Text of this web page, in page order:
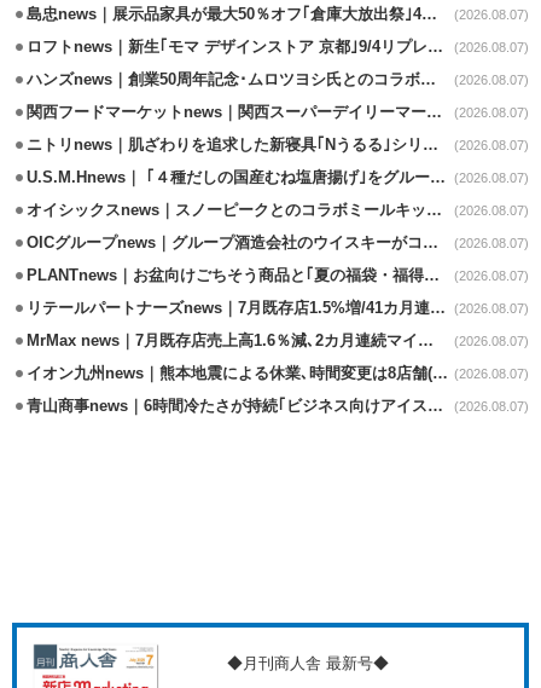
島忠news｜展示品家具が最大50％オフ｢倉庫大放出祭｣4店舗限定で開催 (2026.08.07)
ロフトnews｜新生｢モマ デザインストア 京都｣9/4リプレイスオープン (2026.08.07)
ハンズnews｜創業50周年記念･ムロツヨシ氏とのコラボ企画｢ムロハンズ｣開催 (2026.08.07)
関西フードマーケットnews｜関西スーパーデイリーマート蒲生店8/7改装 (2026.08.07)
ニトリnews｜肌ざわりを追求した新寝具｢Nうるる｣シリーズを発売 (2026.08.07)
U.S.M.Hnews｜ ｢４種だしの国産むね塩唐揚げ｣をグループ610店で共同販促 (2026.08.07)
オイシックスnews｜スノーピークとのコラボミールキット8/13発売 (2026.08.07)
OICグループnews｜グループ酒造会社のウイスキーがコンペティション受賞 (2026.08.07)
PLANTnews｜お盆向けごちそう商品と｢夏の福袋・福得カート｣8/8から開催 (2026.08.07)
リテールパートナーズnews｜7月既存店1.5%増/41カ月連続増 (2026.08.07)
MrMax news｜7月既存店売上高1.6％減､2カ月連続マイナス (2026.08.07)
イオン九州news｜熊本地震による休業､時間変更は8店舗(8/7時点) (2026.08.07)
青山商事news｜6時間冷たさが持続｢ビジネス向けアイスベスト｣発売 (2026.08.07)
◆月刊商人舎 最新号◆